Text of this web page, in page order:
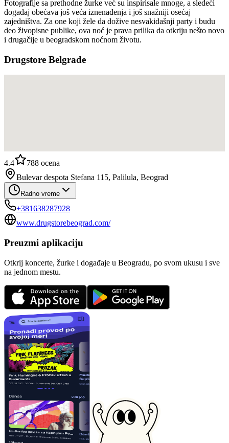
Fotografije sa prethodne žurke već su inspirisale mnoge, a sledeći
događaj obećava još veća iznenađenja i još snažniji osećaj
zajedništva. Za one koji žele da dožive nesvakidašnji party i budu
deo živopisne publike, ova noć je prava prilika da otkriju nešto novo
i drugačije u beogradskom noćnom životu.
Drugstore Belgrade
4.4 788 ocena
Bulevar despota Stefana 115, Palilula, Beograd
Radno vreme
+381638287928
www.drugstorebeograd.com/
Preuzmi aplikaciju
Otkrij koncerte, žurke i događaje u Beogradu, po svom ukusu i sve
na jednom mestu.